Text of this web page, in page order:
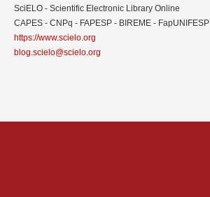
SciELO - Scientific Electronic Library Online
CAPES - CNPq - FAPESP - BIREME - FapUNIFESP
https://www.scielo.org
blog.scielo@scielo.org